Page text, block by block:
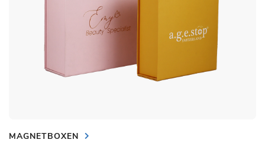
MAGNETBOXEN